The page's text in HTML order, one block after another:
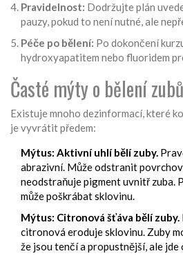
Pravidelnost: Dodržujte plán
pauzy, pokud to není nutné, ale
Péče po bělení: Po dokončení
hydroxyapatitem nebo fluoridem
Časté mýty o bělení zubů
Existuje mnoho dezinformací, které
je vyvrátit předem:
Mýtus: Aktivní uhlí bělí zuby.
abrazivní. Může odstranit
neodstraňuje pigment uvnitř zuba.
může poškrábat sklovinu.
Mýtus: Citronová šťáva bělí zuby.
citronová eroduje sklovinu. Zuby
že jsou tenčí a propustnější, ale jde